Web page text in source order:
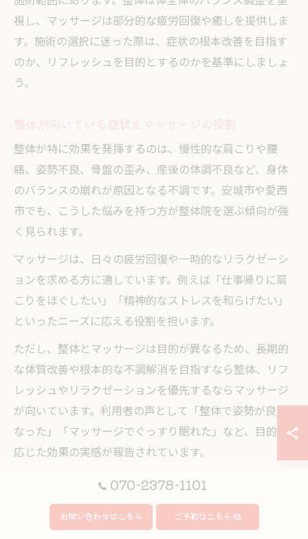
視し、マッサージは部分的な疲労回復や癒しを提供しま
す。施術の選択に迷った際は、症状の根本改善を目指す
のか、リフレッシュを目的とするのかを基準にしましょ
う。
整体が特に効果を発揮するのは、慢性的な肩こりや腰
痛、姿勢不良、骨盤の歪み、産後の体調不良など、身体
のバランスの崩れが原因となる不調です。安城市や愛西
市でも、こうした悩みを持つ方が整体院を選ぶ傾向が強
く見られます。
マッサージは、日々の疲労回復や一時的なリラクゼーシ
ョンを求める方に適しています。例えば「仕事帰りに肩
こりをほぐしたい」「精神的なストレスを和らげたい」
といったニーズに応える役割を担います。
ただし、整体とマッサージは目的が異なるため、長期的
な体質改善や根本的な不調解消を目指すなら整体、リフ
レッシュやリラクゼーションを優先するならマッサージ
が向いています。利用者の声として「整体で姿勢が良く
なった」「マッサージでぐっすり眠れた」など、目的に
応じた効果の実感が報告されています。
整体とマッサージの費用感や施術時間の比較
整体とマッサージでは、施術内容や目的に応じて費用感
070-2378-1101
お問い合わせはこちら ご予約はこちら